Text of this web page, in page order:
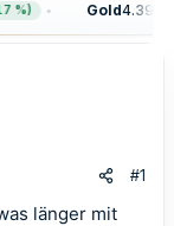
%) Gold
#1
länger mit